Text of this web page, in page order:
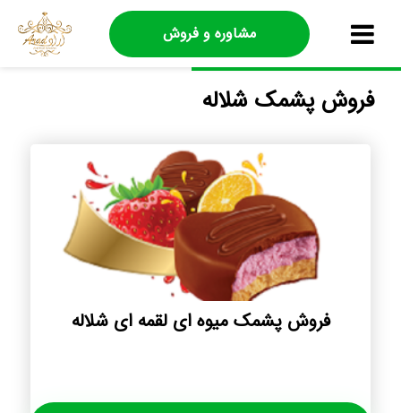
مشاوره و فروش
فروش پشمک شلاله
فروش پشمک میوه ای لقمه ای شلاله